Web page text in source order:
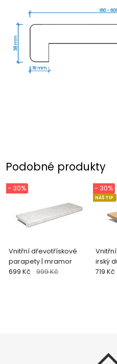
Podobné produkty
Vnitřní dřevotřískové
parapety | mramor
- 30%
699 Kč 999 Kč
irský
NÁŠ TIP
- 30%
719 Kč